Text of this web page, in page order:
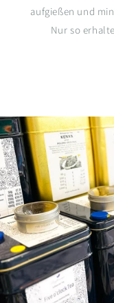
aufgießen und
Nur so